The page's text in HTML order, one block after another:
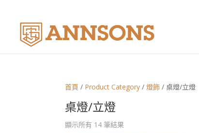
首頁 / Product Category /燈飾 / 桌燈/立燈
桌燈/立燈
顯示所有 14 筆結果